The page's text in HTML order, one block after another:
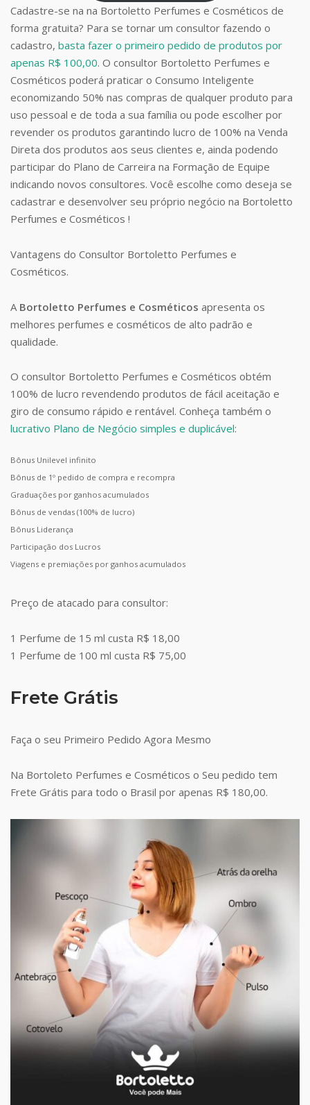
Cadastre-se na na Bortoletto Perfumes e Cosméticos de
forma gratuita? Para se tornar um consultor fazendo o
cadastro, basta fazer o primeiro pedido de produtos por
apenas R$ 100,00. O consultor Bortoletto Perfumes e
Cosméticos poderá praticar o Consumo Inteligente
economizando 50% nas compras de qualquer produto para
uso pessoal e de toda a sua família ou pode escolher por
revender os produtos garantindo lucro de 100% na Venda
Direta dos produtos aos seus clientes e, ainda podendo
participar do Plano de Carreira na Formação de Equipe
indicando novos consultores. Você escolhe como deseja se
cadastrar e desenvolver seu próprio negócio na Bortoletto
Perfumes e Cosméticos !
Vantagens do Consultor Bortoletto Perfumes e
Cosméticos.
A Bortoletto Perfumes e Cosméticos apresenta os
melhores perfumes e cosméticos de alto padrão e
qualidade.
O consultor Bortoletto Perfumes e Cosméticos obtém
100% de lucro revendendo produtos de fácil aceitação e
giro de consumo rápido e rentável. Conheça também o
lucrativo Plano de Negócio simples e duplicável:
Bônus Unilevel infinito
Bônus de 1º pedido de compra e recompra
Graduações por ganhos acumulados
Bônus de vendas (100% de lucro)
Bônus Liderança
Participação dos Lucros
Viagens e premiações por ganhos acumulados
Preço de atacado para consultor:
1 Perfume de 15 ml custa R$ 18,00
1 Perfume de 100 ml custa R$ 75,00
Frete Grátis
Faça o seu Primeiro Pedido Agora Mesmo
Na Bortoleto Perfumes e Cosméticos o Seu pedido tem
Frete Grátis para todo o Brasil por apenas R$ 180,00.